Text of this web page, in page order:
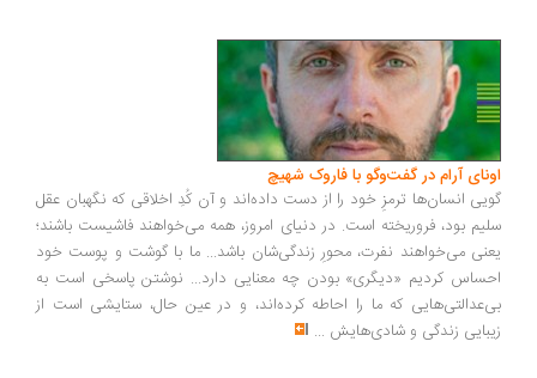
آرام در گفت‌وگو با فاروک شهیچ‭
انسان‌ها ترمزِ خود را از دست داده‌اند و آن کُدِ اخلاقی که نگهبان عقل
بود، فروریخته است. در دنیای امروز، همه می‌خواهند فاشیست باشند؛
می‌خواهند نفرت، محورِ زندگی‌شان باشد... ما با گوشت و پوست خود
کردیم «دیگری» بودن چه معنایی دارد... نوشتن پاسخی است به
که ما را احاطه کرده‌اند، و در عین حال، ستایشی است از
زندگی و شادی‌هایش...